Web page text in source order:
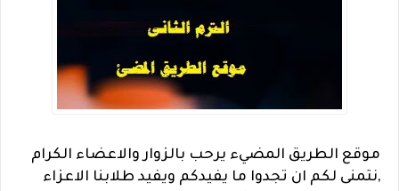
موقع الطريق المضيء يرحب بالزوار والاعضاء الكرام
,نتمنى لكم ان تجدوا ما يفيدكم ويفيد طلابنا الاعزاء